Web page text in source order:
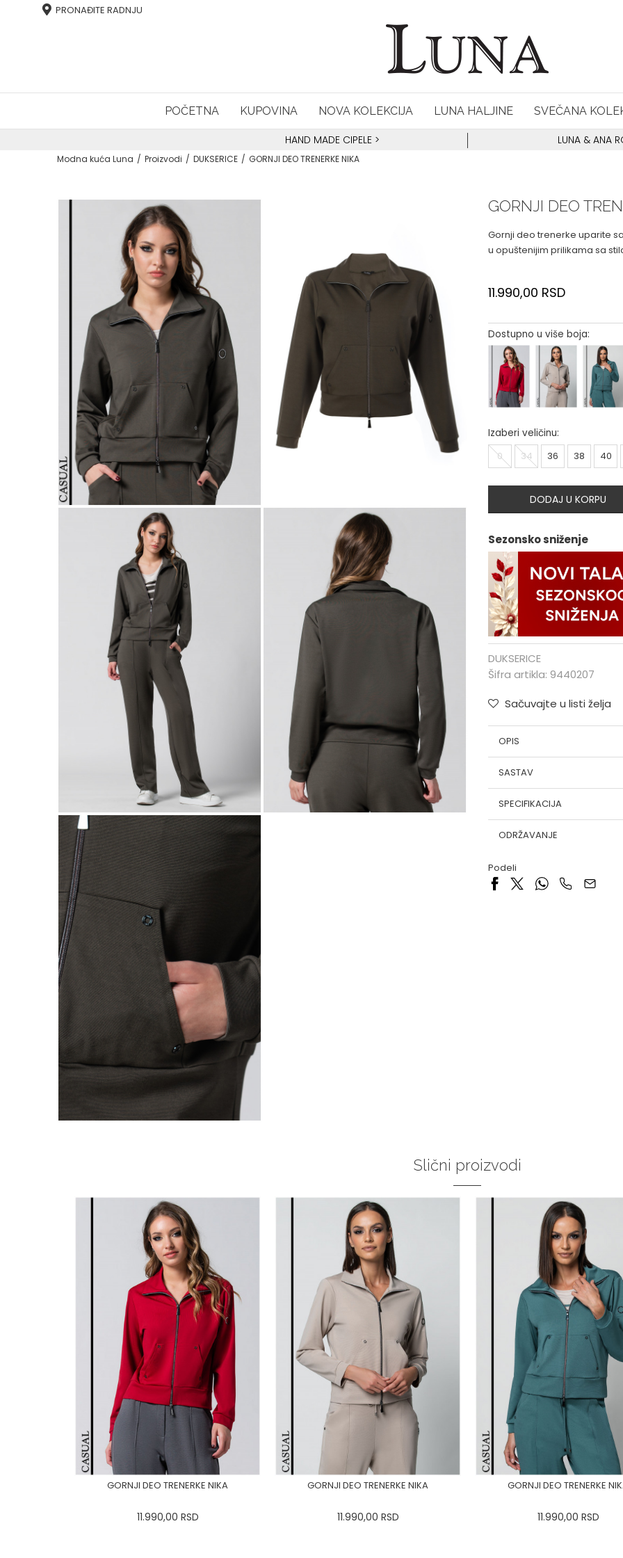
PRONAĐITE RADNJU
POČETNA KUPOVINA NOVA KOLEKCIJA LUNA HALJINE SVEČANA
HAND MADE CIPELE > LUNA & ANA
Modna kuća Luna Proizvodi DUKSERICE GORNJI DEO TRENERKE NIKA
GORNJI DEO
Gornji deo trenerke uparite
u opuštenijim prilikama sa
11.990,00 RSD
Dostupno u više boja:
Izaberi veličinu:
0
34 36 38 40
DODAJ U KORPU
Sezonsko sniženje
DUKSERICE
Šifra artikla: 9440207
Sačuvajte u listi želja
OPIS
SASTAV
SPECIFIKACIJA
ODRŽAVANJE
Podeli
Slični proizvodi
GORNJI DEO TRENERKE NIKA
11.990,00 RSD
GORNJI DEO TRENERKE NIKA
11.990,00 RSD
GORNJI DEO TRENERKE
11.990,00 RSD